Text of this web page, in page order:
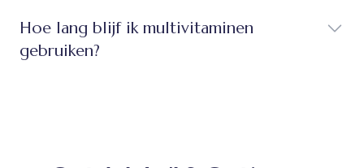
Hoe lang blijf ik multivitaminen
gebruiken?